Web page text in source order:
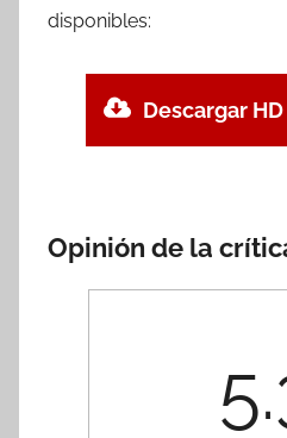
disponibles:
Descargar
Opinión de la